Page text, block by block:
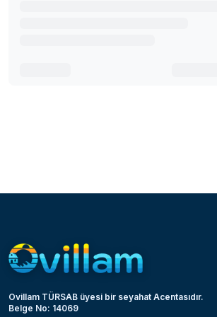
Ovillam TÜRSAB üyesi bir seyahat Acentasıdır.
Belge No: 14069